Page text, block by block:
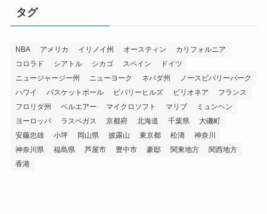
タグ
NBA アメリカ イリノイ州 オースティン
カリフォルニア
コロラド
シアトル シカゴ スペイン
ドイツ
ニュージャージー州
ニューヨーク ネバダ州
ノースビバリーパーク
ハワイ
バスケットボール ビバリーヒルズ ビリオネア
フランス
フロリダ州
ベルエアー マイクロソフト マリブ
ミュンヘン
ヨーロッパ
ラスベガス 京都府 北海道 千葉県
大磯町
安藤忠雄
小坪 岡山県 披露山 東京都 松濤
神奈川
神奈川県
福島県 芦屋市 豊中市 豪邸 関東地方
関西地方
香港